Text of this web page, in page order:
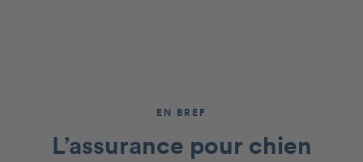
EN BREF
L’assurance pour chien